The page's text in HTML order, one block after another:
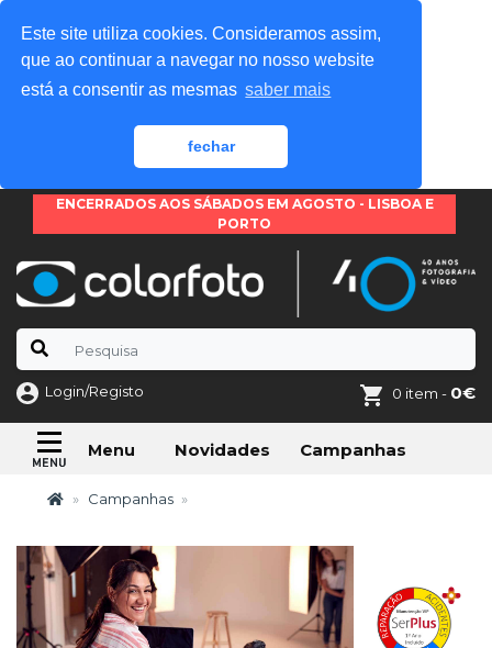
Este site utiliza cookies. Consideramos assim,
que ao continuar a navegar no nosso website
está a consentir as mesmas saber mais
fechar
ENCERRADOS AOS SÁBADOS EM AGOSTO - LISBOA E
PORTO
Login/Registo 0 item - 0€
Menu Novidades Campanhas
Campanhas